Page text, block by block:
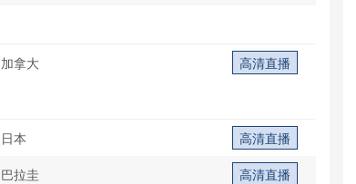
加拿大 高清直播
日本
高清直播
巴拉圭
高清直播